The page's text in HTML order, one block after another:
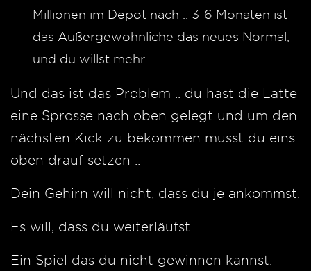
Millionen im Depot nach .. 3-6 Monaten ist
das Außergewöhnliche das neues Normal,
und du willst mehr.
Und das ist das Problem .. du hast die Latte
eine Sprosse nach oben gelegt und um den
nächsten Kick zu bekommen musst du eins
oben drauf setzen ..
Dein Gehirn will nicht, dass du je ankommst.
Es will, dass du weiterläufst.
Ein Spiel das du nicht gewinnen kannst.